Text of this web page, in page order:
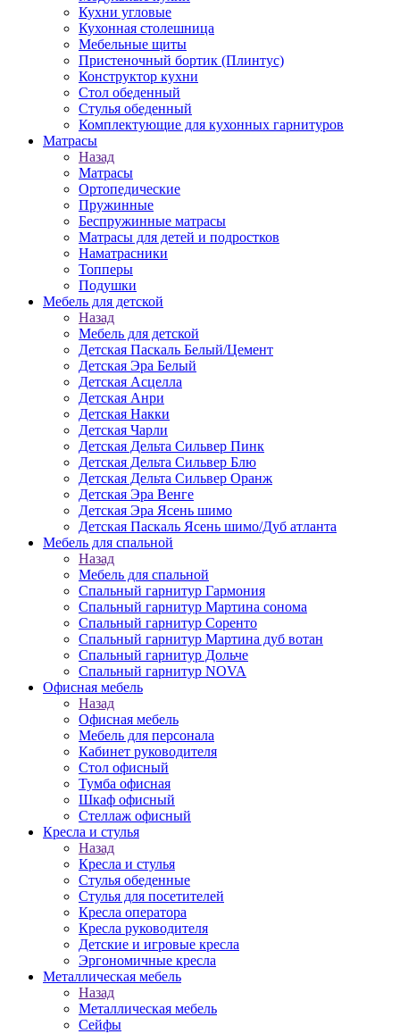
Кухни угловые
Кухонная столешница
Мебельные щиты
Пристеночный бортик (Плинтус)
Конструктор кухни
Стол обеденный
Стулья обеденный
Комплектующие для кухонных гарнитуров
Матраcы
Назад
Матраcы
Ортопедические
Пружинные
Беспружинные матрасы
Матрасы для детей и подростков
Наматрасники
Топперы
Подушки
Мебель для детской
Назад
Мебель для детской
Детская Паскаль Белый/Цемент
Детская Эра Белый
Детская Асцелла
Детская Анри
Детская Накки
Детская Чарли
Детская Дельта Сильвер Пинк
Детская Дельта Сильвер Блю
Детская Дельта Сильвер Оранж
Детская Эра Венге
Детская Эра Ясень шимо
Детская Паскаль Ясень шимо/Дуб атланта
Мебель для спальной
Назад
Мебель для спальной
Спальный гарнитур Гармония
Спальный гарнитур Мартина сонома
Спальный гарнитур Соренто
Спальный гарнитур Мартина дуб вотан
Спальный гарнитур Дольче
Спальный гарнитур NOVA
Офисная мебель
Назад
Офисная мебель
Мебель для персонала
Кабинет руководителя
Стол офисный
Тумба офисная
Шкаф офисный
Стеллаж офисный
Кресла и стулья
Назад
Кресла и стулья
Стулья обеденные
Стулья для посетителей
Кресла оператора
Кресла руководителя
Детские и игровые кресла
Эргономичные кресла
Металлическая мебель
Назад
Металлическая мебель
Сейфы